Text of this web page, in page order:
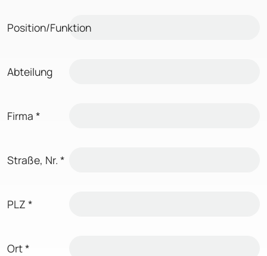
Position/Funktion
Abteilung
Firma *
Straße, Nr. *
PLZ *
Ort*